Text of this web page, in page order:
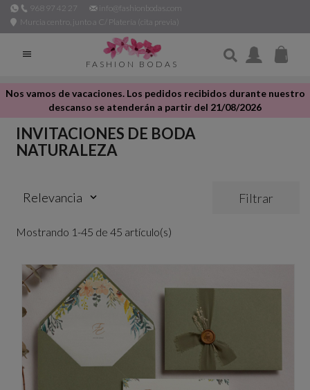
968 97 42 27
info@fashionbodas.com
Murcia centro, junto a C/ Platería (cita previa)

FASHION BODAS
Nos vamos de vacaciones. Los pedidos recibidos durante nuestro
descanso se atenderán a partir del 21/08/2026
INVITACIONES DE BODA
NATURALEZA
Relevancia keyboard_arrow_down Filtrar
Mostrando 1-45 de 45 artículo(s)